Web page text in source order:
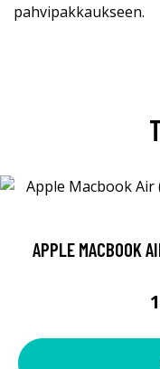
pahvipakkaukseen.
APPLE MACBOOK